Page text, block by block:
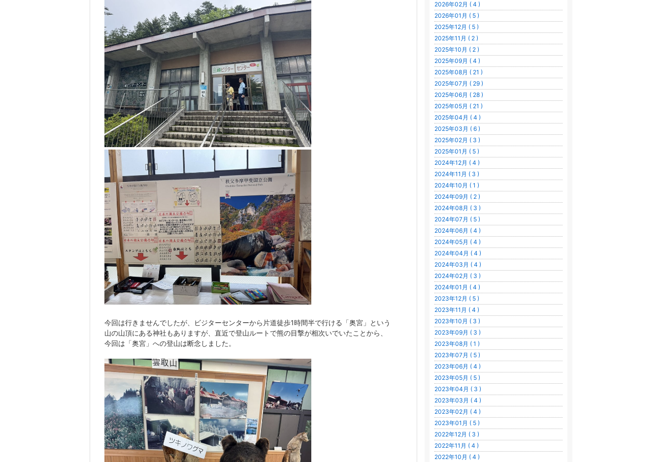
今回は行きませんでしたが、ビジターセンターから片道徒歩1時間半で行ける「奥宮」という
山の山頂にある神社もありますが、直近で登山ルートで熊の目撃が相次いでいたことから、
今回は「奥宮」への登山は断念しました。
2026年02月 ( 4 )
2026年01月 ( 5 )
2025年12月 ( 5 )
2025年11月 ( 2 )
2025年10月 ( 2 )
2025年09月 ( 4 )
2025年08月 ( 21 )
2025年07月 ( 29 )
2025年06月 ( 28 )
2025年05月 ( 21 )
2025年04月 ( 4 )
2025年03月 ( 6 )
2025年02月 ( 3 )
2025年01月 ( 5 )
2024年12月 ( 4 )
2024年11月 ( 3 )
2024年10月 ( 1 )
2024年09月 ( 2 )
2024年08月 ( 3 )
2024年07月 ( 5 )
2024年06月 ( 4 )
2024年05月 ( 4 )
2024年04月 ( 4 )
2024年03月 ( 4 )
2024年02月 ( 3 )
2024年01月 ( 4 )
2023年12月 ( 5 )
2023年11月 ( 4 )
2023年10月 ( 3 )
2023年09月 ( 3 )
2023年08月 ( 1 )
2023年07月 ( 5 )
2023年06月 ( 4 )
2023年05月 ( 5 )
2023年04月 ( 3 )
2023年03月 ( 4 )
2023年02月 ( 4 )
2023年01月 ( 5 )
2022年12月 ( 3 )
2022年11月 ( 4 )
2022年10月 ( 4 )